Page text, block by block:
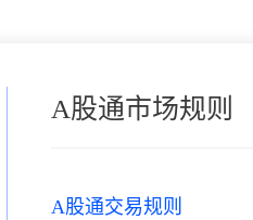
A股通市场规则
A股通交易规则